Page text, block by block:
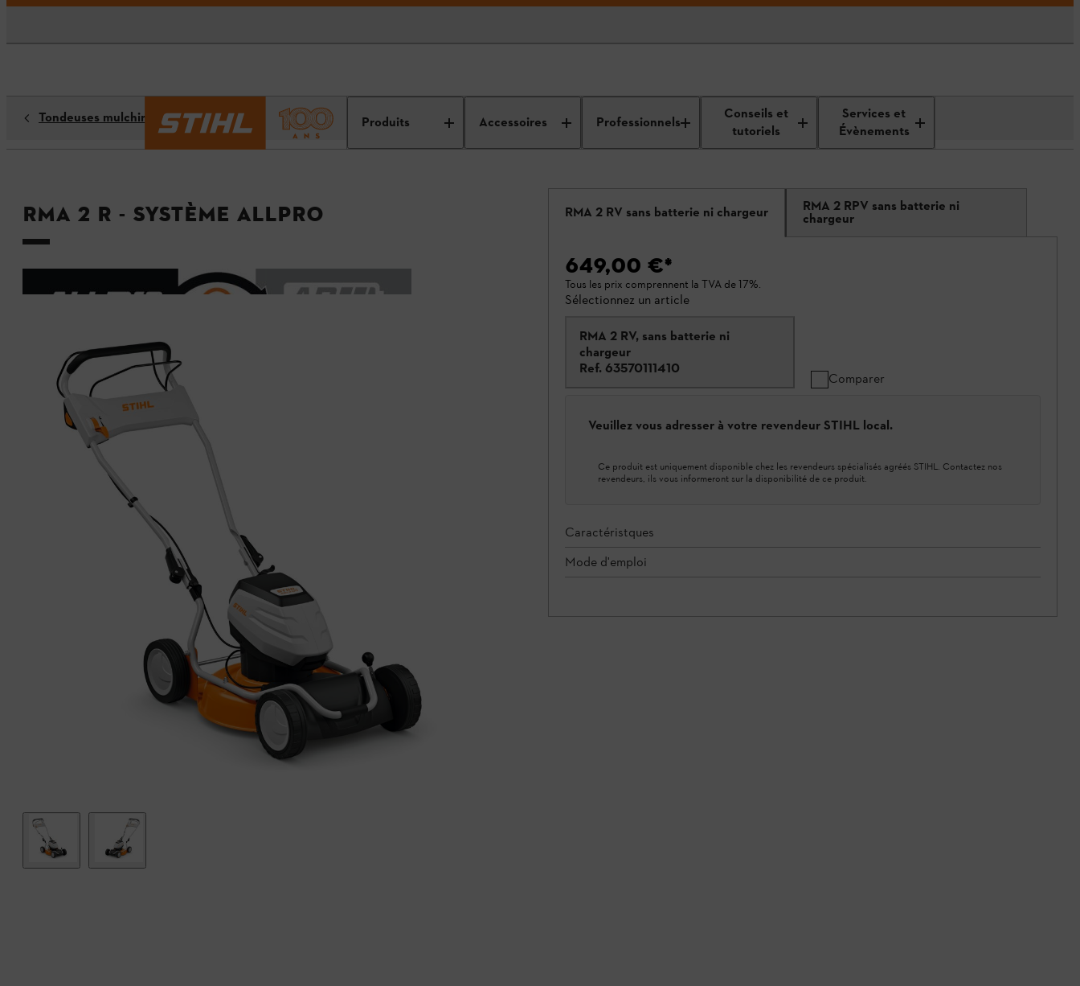
Produits Accessoires Professionnels
Conseils et
tutoriels
Services et
Évènements
Tondeuses mulching
RMA 2 R - Système ALLPRO RMA 2 RV sans batterie ni chargeur RMA 2 RPV sans batterie ni
chargeur
649,00 €*
Tous les prix comprennent la TVA de 17%.
Sélectionnez un article
RMA 2 RV, sans batterie ni
chargeur
Ref. 63570111410
Comparer
Veuillez vous adresser à votre revendeur STIHL local.
Ce produit est uniquement disponible chez les revendeurs spécialisés agréés STIHL. Contactez nos
revendeurs, ils vous informeront sur la disponibilité de ce produit.
Caractéristques
Mode d'emploi